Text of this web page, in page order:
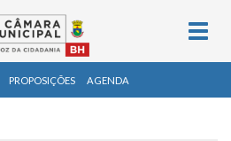
PROPOSIÇÕES AGENDA